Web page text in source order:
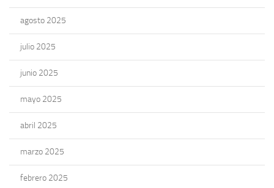
agosto 2025
julio 2025
junio 2025
mayo 2025
abril 2025
marzo 2025
febrero 2025